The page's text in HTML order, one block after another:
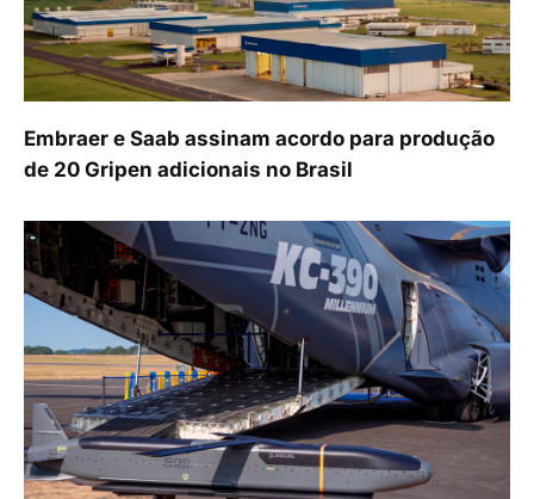
Embraer e Saab assinam acordo para produção
de 20 Gripen adicionais no Brasil